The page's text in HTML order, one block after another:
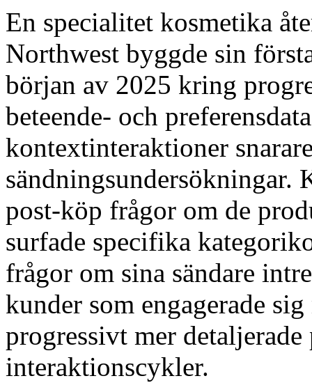
En specialitet kosmetika
Northwest byggde sin
början av 2025 kring
beteende- och
kontextinteraktioner
post-köp frågor om de
surfade specifika
frågor om sina sändare
kunder som engagerade
progressivt mer
interaktionscykler.